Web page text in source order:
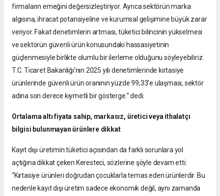
firmaların emeğini değersizleştiriyor. Ayrıca sektörün marka
algısına, ihracat potansiyeline ve kurumsal gelişimine büyük zarar
veriyor. Fakat denetimlerin artması, tüketici bilincinin yükselmesi
ve sektörün güvenli ürün konusundaki hassasiyetinin
güçlenmesiyle birlikte olumlu bir ilerleme olduğunu söyleyebiliriz.
T.C. Ticaret Bakanlığı’nın 2025 yılı denetimlerinde kırtasiye
ürünlerinde güvenli ürün oranının yüzde 99,33’e ulaşması, sektör
adına son derece kıymetli bir gösterge.” dedi.
Ortalama altı fiyata sahip, markasız, üretici veya ithalatçı
bilgisi bulunmayan ürünlere dikkat
Kayıt dışı üretimin tüketici açısından da farklı sorunlara yol
açtığına dikkat çeken Keresteci, sözlerine şöyle devam etti:
“Kırtasiye ürünleri doğrudan çocuklarla temas eden ürünlerdir. Bu
nedenle kayıt dışı üretim sadece ekonomik değil, aynı zamanda